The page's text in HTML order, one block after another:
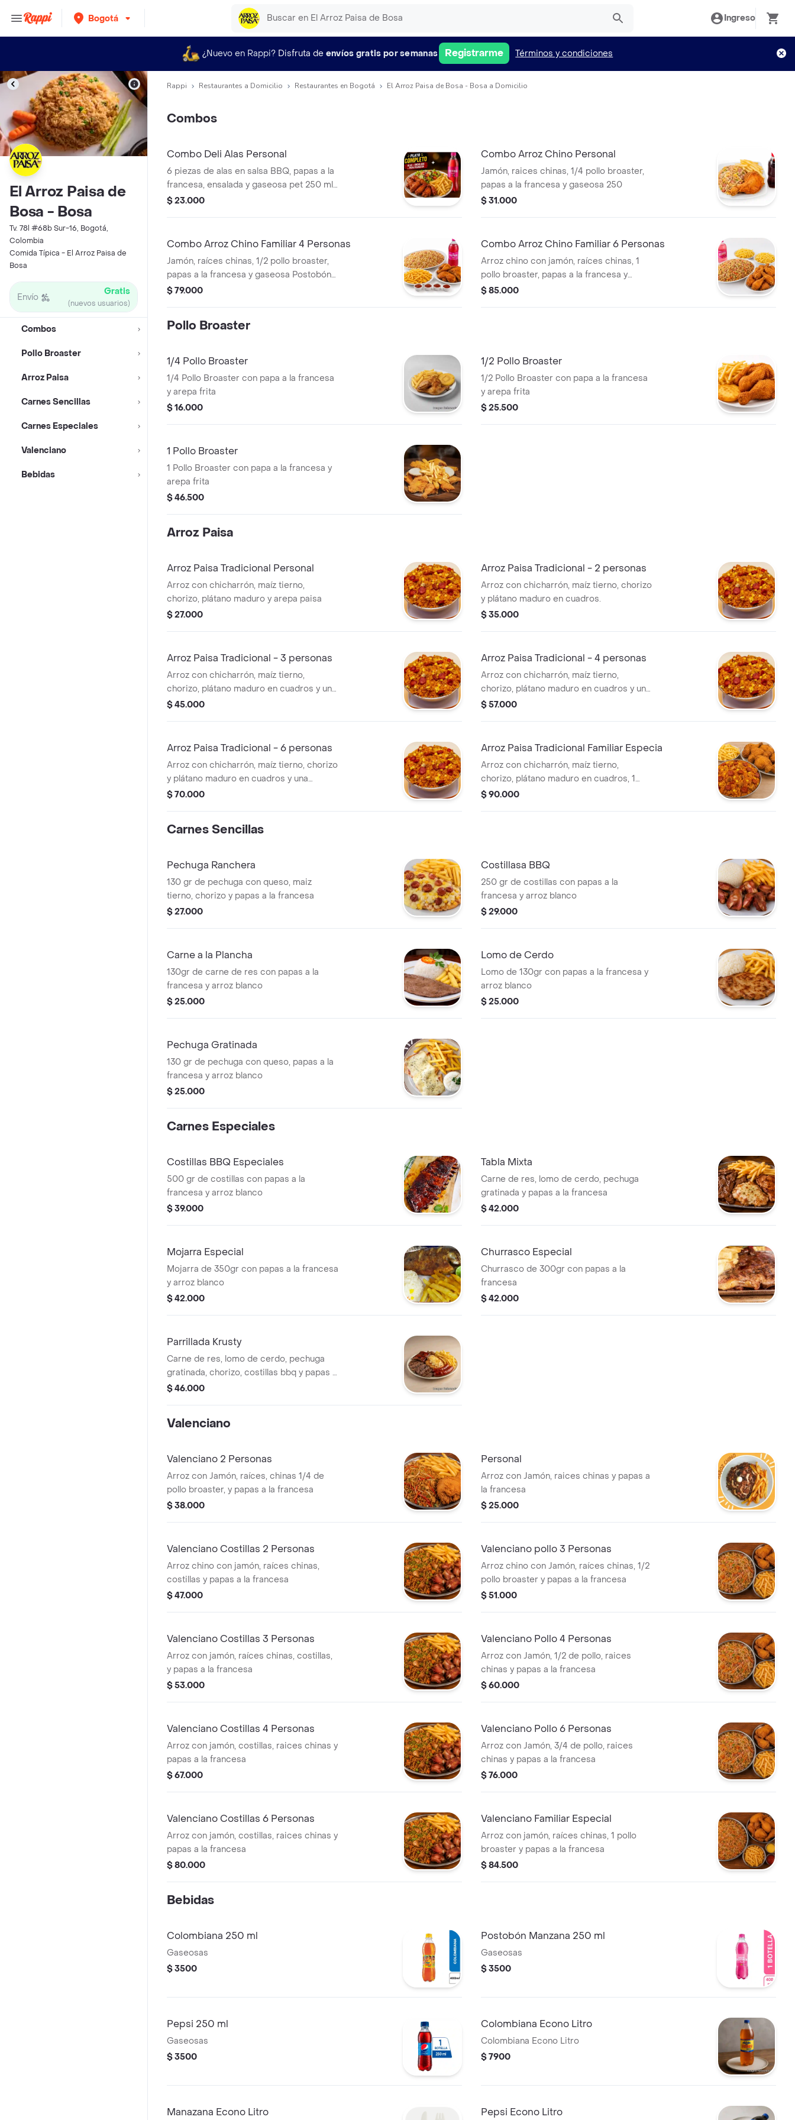
Bogotá Ingreso
¿Nuevo en Rappi? Disfruta de envíos gratis por semanas Registrarme Términos y condiciones
El Arroz Paisa de
Bosa - Bosa
Tv. 78l #68b Sur-16, Bogotá,
Colombia
Comida Típica - El Arroz Paisa de
Bosa
Envío Gratis
(nuevos usuarios)
Combos
Pollo Broaster
Arroz Paisa
Carnes Sencillas
Carnes Especiales
Valenciano
Bebidas
Rappi Restaurantes a Domicilio Restaurantes en Bogotá El Arroz Paisa de Bosa - Bosa a Domicilio
Combos
Combo Deli Alas Personal
6 piezas de alas en salsa BBQ, papas a la
francesa, ensalada y gaseosa pet 250 ml
a elección.
$ 23.000
Combo Arroz Chino Personal
Jamón, raices chinas, 1/4 pollo broaster,
papas a la francesa y gaseosa 250
$ 31.000
Combo Arroz Chino Familiar 4 Personas
Jamón, raíces chinas, 1/2 pollo broaster,
papas a la francesa y gaseosa Postobón
Econo litro.
$ 79.000
Combo Arroz Chino Familiar 6 Personas
Arroz chino con jamón, raíces chinas, 1
pollo broaster, papas a la francesa y
gaseosa Postobón Econo litro.
$ 85.000
Pollo Broaster
1/4 Pollo Broaster
1/4 Pollo Broaster con papa a la francesa
y arepa frita
$ 16.000
1/2 Pollo Broaster
1/2 Pollo Broaster con papa a la francesa
y arepa frita
$ 25.500
1 Pollo Broaster
1 Pollo Broaster con papa a la francesa y
arepa frita
$ 46.500
Arroz Paisa
Arroz Paisa Tradicional Personal
Arroz con chicharrón, maíz tierno,
chorizo, plátano maduro y arepa paisa
$ 27.000
Arroz Paisa Tradicional - 2 personas
Arroz con chicharrón, maíz tierno, chorizo
y plátano maduro en cuadros.
$ 35.000
Arroz Paisa Tradicional - 3 personas
Arroz con chicharrón, maíz tierno,
chorizo, plátano maduro en cuadros y una
adición.
$ 45.000
Arroz Paisa Tradicional - 4 personas
Arroz con chicharrón, maíz tierno,
chorizo, plátano maduro en cuadros y una
adición.
$ 57.000
Arroz Paisa Tradicional - 6 personas
Arroz con chicharrón, maíz tierno, chorizo
y plátano maduro en cuadros y una
adición.
$ 70.000
Arroz Paisa Tradicional Familiar Especia
Arroz con chicharrón, maíz tierno,
chorizo, plátano maduro en cuadros, 1
pollo broaster y papas a la francesa.
$ 90.000
Carnes Sencillas
Pechuga Ranchera
130 gr de pechuga con queso, maiz
tierno, chorizo y papas a la francesa
$ 27.000
Costillasa BBQ
250 gr de costillas con papas a la
francesa y arroz blanco
$ 29.000
Carne a la Plancha
130gr de carne de res con papas a la
francesa y arroz blanco
$ 25.000
Lomo de Cerdo
Lomo de 130gr con papas a la francesa y
arroz blanco
$ 25.000
Pechuga Gratinada
130 gr de pechuga con queso, papas a la
francesa y arroz blanco
$ 25.000
Carnes Especiales
Costillas BBQ Especiales
500 gr de costillas con papas a la
francesa y arroz blanco
$ 39.000
Tabla Mixta
Carne de res, lomo de cerdo, pechuga
gratinada y papas a la francesa
$ 42.000
Mojarra Especial
Mojarra de 350gr con papas a la francesa
y arroz blanco
$ 42.000
Churrasco Especial
Churrasco de 300gr con papas a la
francesa
$ 42.000
Parrillada Krusty
Carne de res, lomo de cerdo, pechuga
gratinada, chorizo, costillas bbq y papas a
la francesa
$ 46.000
Valenciano
Valenciano 2 Personas
Arroz con Jamón, raíces, chinas 1/4 de
pollo broaster, y papas a la francesa
$ 38.000
Personal
Arroz con Jamón, raices chinas y papas a
la francesa
$ 25.000
Valenciano Costillas 2 Personas
Arroz chino con jamón, raíces chinas,
costillas y papas a la francesa
$ 47.000
Valenciano pollo 3 Personas
Arroz chino con Jamón, raíces chinas, 1/2
pollo broaster y papas a la francesa
$ 51.000
Valenciano Costillas 3 Personas
Arroz con jamón, raíces chinas, costillas,
y papas a la francesa
$ 53.000
Valenciano Pollo 4 Personas
Arroz con Jamón, 1/2 de pollo, raices
chinas y papas a la francesa
$ 60.000
Valenciano Costillas 4 Personas
Arroz con jamón, costillas, raices chinas y
papas a la francesa
$ 67.000
Valenciano Pollo 6 Personas
Arroz con Jamón, 3/4 de pollo, raices
chinas y papas a la francesa
$ 76.000
Valenciano Costillas 6 Personas
Arroz con jamón, costillas, raices chinas y
papas a la francesa
$ 80.000
Valenciano Familiar Especial
Arroz con jamón, raíces chinas, 1 pollo
broaster y papas a la francesa
$ 84.500
Bebidas
Colombiana 250 ml
Gaseosas
$ 3500
Postobón Manzana 250 ml
Gaseosas
$ 3500
Pepsi 250 ml
Gaseosas
$ 3500
Colombiana Econo Litro
Colombiana Econo Litro
$ 7900
Manazana Econo Litro Pepsi Econo Litro